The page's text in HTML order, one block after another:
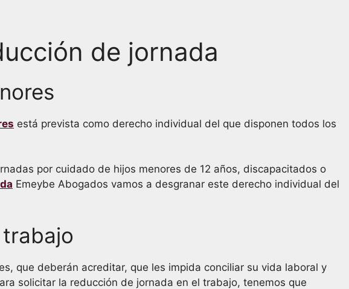
de jornada
está prevista como derecho individual del que disponen todos los
por cuidado de hijos menores de 12 años, discapacitados o
Emeybe Abogados vamos a desgranar este derecho individual del
que deberán acreditar, que les impida conciliar su vida laboral y
solicitar la reducción de jornada en el trabajo, tenemos que